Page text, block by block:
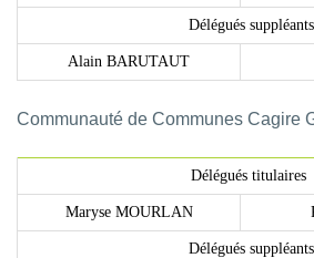
Délégués suppléants
Alain BARUTAUT
Communauté de Communes Cagire
Délégués titulaires
Maryse MOURLAN
Délégués suppléants